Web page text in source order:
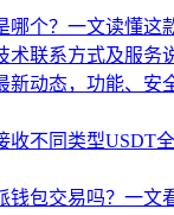
哪个？一文读懂这
术联系方式及服务
新动态，功能、安
收不同类型USDT
钱包交易吗？一文